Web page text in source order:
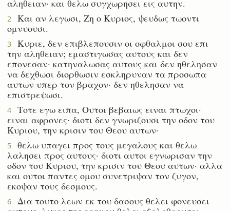
αληθειαν· και θελω συγχωρησει εις αυτην.
2
Και αν λεγωσι, Ζη ο Κυριος, ψευδως τωοντι
ομνυουσι.
3
Κυριε, δεν επιβλεπουσιν οι οφθαλμοι σου επι
την αληθειαν; εμαστιγωσας αυτους και δεν
επονεσαν· κατηναλωσας αυτους και δεν ηθελησαν
να δεχθωσι διορθωσιν εσκληρυναν τα προσωπα
αυτων υπερ τον βραχον· δεν ηθελησαν να
επιστρεψωσι.
4
Τοτε εγω ειπα, Ουτοι βεβαιως ειναι πτωχοι·
ειναι αφρονες· διοτι δεν γνωριζουσι την οδον του
Κυριου, την κρισιν του Θεου αυτων·
5
θελω υπαγει προς τους μεγαλους και θελω
λαλησει προς αυτους· διοτι αυτοι εγνωρισαν την
οδον του Κυριου, την κρισιν του Θεου αυτων· αλλα
και ουτοι παντες ομου συνετριψαν τον ζυγον,
εκοψαν τους δεσμους.
6
Δια τουτο λεων εκ του δασους θελει φονευσει